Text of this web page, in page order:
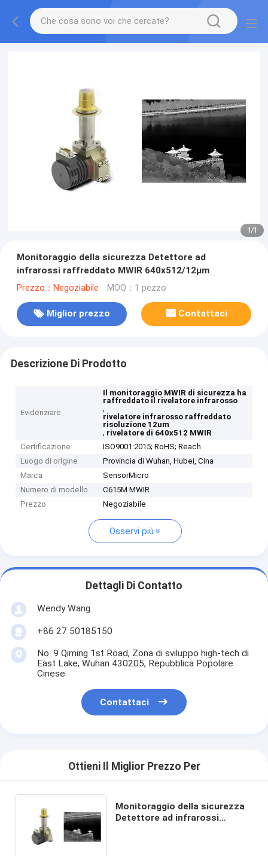
1/1
Monitoraggio della sicurezza Detettore ad
infrarossi raffreddato MWIR 640x512/12μm
Prezzo：Negoziabile MOQ：1 pezzo
Miglior prezzo Contattaci
Descrizione Di Prodotto
Evidenziare
Il monitoraggio MWIR di sicurezza ha
raffreddato il rivelatore infrarosso
,
rivelatore infrarosso raffreddato
risoluzione 12um
, rivelatore di 640x512 MWIR
Certificazione
ISO9001:2015; RoHS; Reach
Luogo di origine
Provincia di Wuhan, Hubei, Cina
Marca
SensorMicro
Numero di modello
C615M MWIR
Prezzo
Negoziabile
Osservi più
Dettagli Di Contatto
Wendy Wang
+86 27 50185150
No. 9 Qiming 1st Road, Zona di sviluppo high-tech di
East Lake, Wuhan 430205, Repubblica Popolare
Cinese
Contattaci
Ottieni Il Miglior Prezzo Per
Monitoraggio della sicurezza
Detettore ad infrarossi